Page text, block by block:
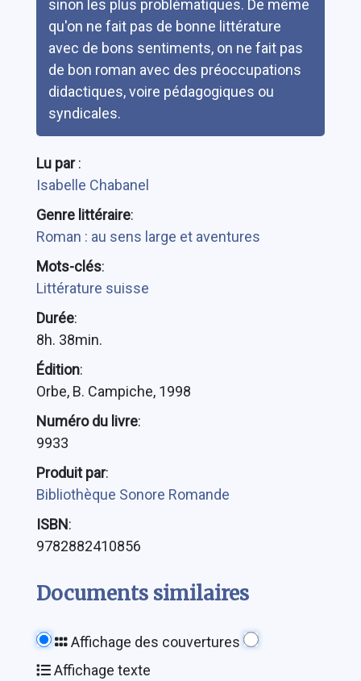
sinon les plus problématiques. De même
qu'on ne fait pas de bonne littérature
avec de bons sentiments, on ne fait pas
de bon roman avec des préoccupations
didactiques, voire pédagogiques ou
syndicales.
Lu par:
Isabelle Chabanel
Genre littéraire:
Roman : au sens large et aventures
Mots-clés:
Littérature suisse
Durée:
8h. 38min.
Édition:
Orbe, B. Campiche, 1998
Numéro du livre:
9933
Produit par:
Bibliothèque Sonore Romande
ISBN:
9782882410856
Documents similaires
Affichage des couvertures
Affichage texte